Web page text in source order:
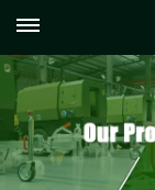
059122071372